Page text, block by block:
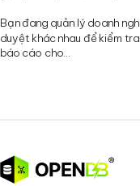
Bạn đang quản lý doanh
duyệt khác nhau để kiểm
báo cáo cho...